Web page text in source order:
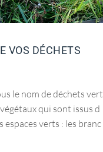
VOS DÉCHETS
le nom de déchets vert
qui sont issus d
espaces verts : les branc